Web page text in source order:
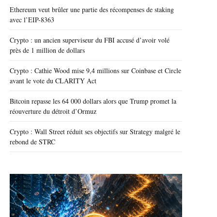
Ethereum veut brûler une partie des récompenses de staking
avec l’EIP-8363
Crypto : un ancien superviseur du FBI accusé d’avoir volé
près de 1 million de dollars
Crypto : Cathie Wood mise 9,4 millions sur Coinbase et Circle
avant le vote du CLARITY Act
Bitcoin repasse les 64 000 dollars alors que Trump promet la
réouverture du détroit d’Ormuz
Crypto : Wall Street réduit ses objectifs sur Strategy malgré le
rebond de STRC